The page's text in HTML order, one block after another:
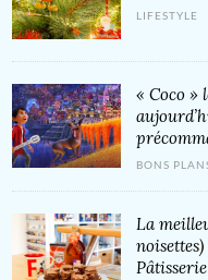
LIFESTYLE
« Coco
BONS
La